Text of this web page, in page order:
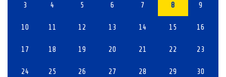
3 4 5 6 7 8 9
10 11 12 13 14 15 16
17 18 19 20 21 22 23
24 25 26 27 28 29 30